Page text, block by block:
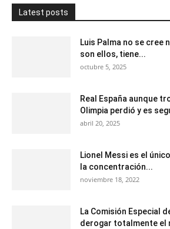
Latest posts
Luis Palma no se cree
son ellos, tiene...
octubre 5, 2025
Real España aunque
Olimpia perdió y es
abril 20, 2025
Lionel Messi es el
la concentración...
noviembre 18, 2022
La Comisión Especial
derogar totalmente el